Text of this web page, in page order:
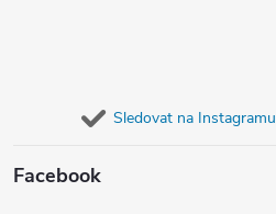
Sledovat na Instagramu
Facebook